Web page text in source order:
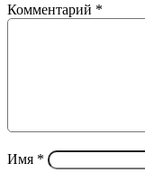
Комментарий *
Имя *